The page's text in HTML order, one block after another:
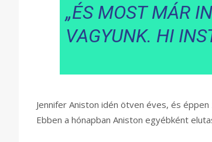
„ÉS MOST MÁR
VAGYUNK. HI
Jennifer Aniston idén ötven éves, és
Ebben a hónapban Aniston egyébként